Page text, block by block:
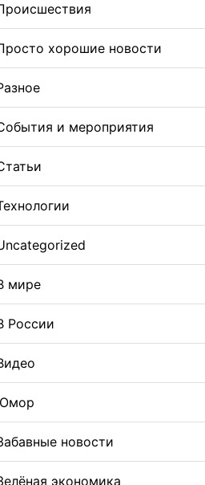
хорошие новости
и мероприятия
мире
России
новости
экономика